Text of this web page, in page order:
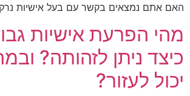
האם אתם נמצאים בקשר עם בעל אישיות
מהי הפרעת אישיות
כיצד ניתן לזהותה?
יכול לעזור?